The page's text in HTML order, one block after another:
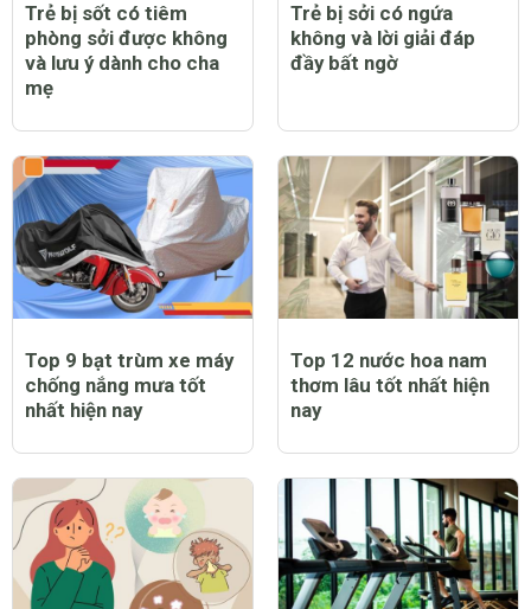
Trẻ bị sốt có tiêm
phòng sởi được không
và lưu ý dành cho cha
mẹ
Trẻ bị sởi có ngứa
không và lời giải đáp
đầy bất ngờ
Top 9 bạt trùm xe máy
chống nắng mưa tốt
nhất hiện nay
Top 12 nước hoa nam
thơm lâu tốt nhất hiện
nay